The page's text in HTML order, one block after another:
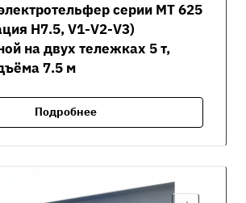
серии MT 625
H7.5, V1-V2-V3)
на двух тележках 5 т,
7.5 м
Подробнее